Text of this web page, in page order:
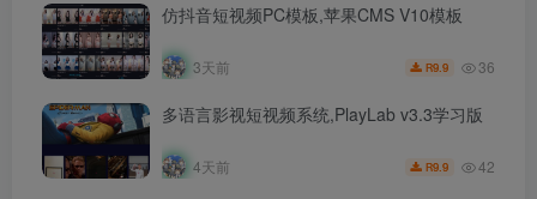
仿抖音短视频PC模板,苹果CMS V10模板
3天前 R9.9 36
多语言影视短视频系统,PlayLab v3.3学习版
4天前 R9.9 42